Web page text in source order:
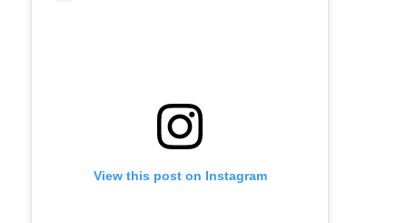
View this post on Instagram